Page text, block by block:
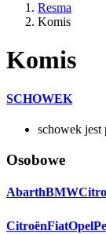
Resma
Komis
Komis
SCHOWEK
schowek jest
Osobowe
AbarthBMW
CitroënFiatOpel